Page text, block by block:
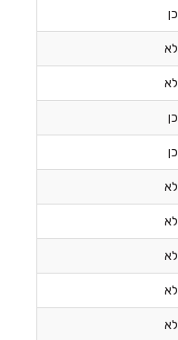
כן
לא
לא
כן
כן
לא
לא
לא
לא
לא